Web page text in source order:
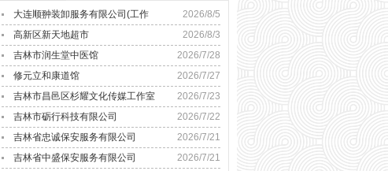
2026/8/5
大连顺翀装卸服务有限公司(工作
2026/8/3
高新区新天地超市
2026/7/28
吉林市润生堂中医馆
2026/7/27
修元立和康道馆
2026/7/23
吉林市昌邑区杉耀文化传媒工作室
2026/7/22
吉林市砺行科技有限公司
2026/7/21
吉林省忠诚保安服务有限公司
2026/7/21
吉林省中盛保安服务有限公司